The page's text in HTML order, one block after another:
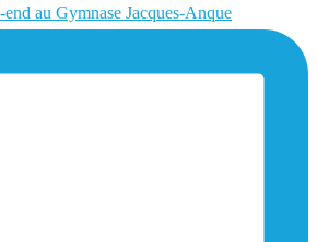
au Gymnase Jacques-Anque